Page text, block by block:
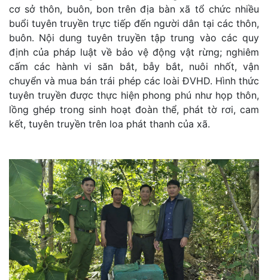
cơ sở thôn, buôn, bon trên địa bàn xã tổ chức nhiều
buổi tuyên truyền trực tiếp đến người dân tại các thôn,
buôn. Nội dung tuyên truyền tập trung vào các quy
định của pháp luật về bảo vệ động vật rừng; nghiêm
cấm các hành vi săn bắt, bẫy bắt, nuôi nhốt, vận
chuyển và mua bán trái phép các loài ĐVHD. Hình thức
tuyên truyền được thực hiện phong phú như họp thôn,
lồng ghép trong sinh hoạt đoàn thể, phát tờ rơi, cam
kết, tuyên truyền trên loa phát thanh của xã.